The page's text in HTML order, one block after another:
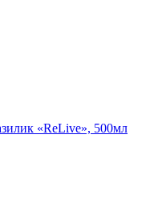
«ReLive», 500мл